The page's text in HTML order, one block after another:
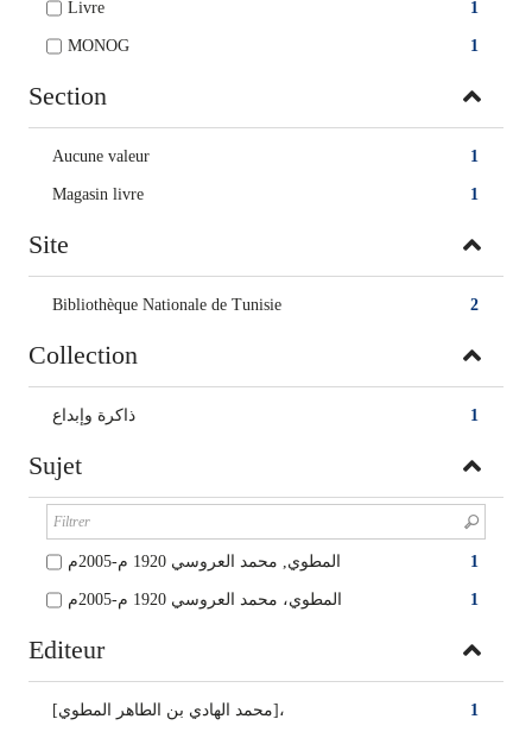
1
Livre
1
MONOG
Section
1
Aucune valeur
1
Magasin livre
Site
2
Bibliothèque Nationale de Tunisie
Collection
1 ذاكرة وإبداع
Sujet
1 المطوي, محمد العروسي‏ ‏1920 م-2005م
1 المطوي، محمد العروسي‏ 1920 م-2005م
Editeur
1 [محمد الهادي بن الطاهر المطوي]،